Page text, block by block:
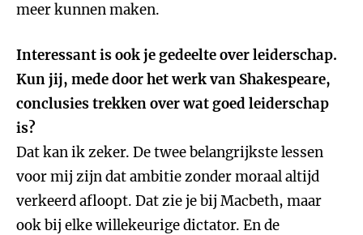
meer kunnen maken.
Interessant is ook je gedeelte over leiderschap.
Kun jij, mede door het werk van Shakespeare,
conclusies trekken over wat goed leiderschap
is?
Dat kan ik zeker. De twee belangrijkste lessen
voor mij zijn dat ambitie zonder moraal altijd
verkeerd afloopt. Dat zie je bij Macbeth, maar
ook bij elke willekeurige dictator. En de